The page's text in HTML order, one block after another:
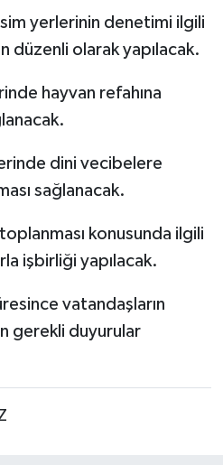
yerlerinin denetimi ilgili
düzenli olarak yapılacak.
hayvan refahına
dini vecibelere
sağlanacak.
konusunda ilgili
işbirliği yapılacak.
vatandaşların
gerekli duyurular